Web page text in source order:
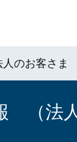
人のお客さま
（法